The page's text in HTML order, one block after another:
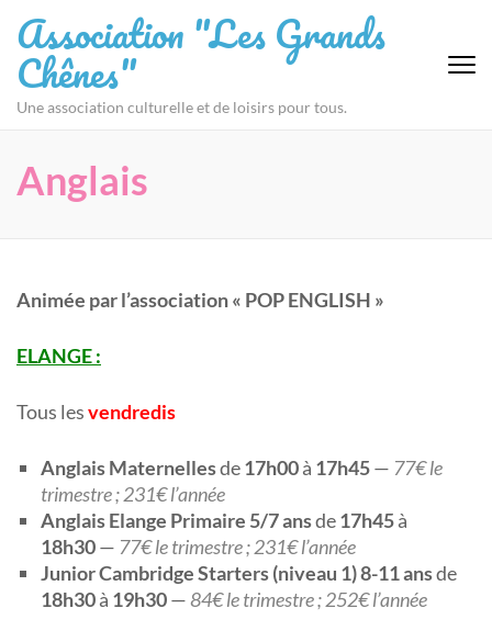
au
contenu
(Pressez
Entrée)
Association "Les Grands
Chênes"
Une association culturelle et de loisirs pour tous.
Anglais
Animée par l’association « POP ENGLISH »
ELANGE :
Tous lesvendredis
Anglais Maternellesde17h00à 17h45— 77€ le
trimestre ; 231€ l’année
Anglais Elange Primaire 5/7 ansde17h45à
18h30— 77€ le trimestre ; 231€ l’année
Junior Cambridge Starters (niveau 1) 8-11 ansde
18h30à 19h30—84€ le trimestre ; 252€ l’année